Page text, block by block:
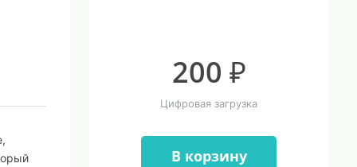
200 ₽
Цифровая загрузка
В корзину